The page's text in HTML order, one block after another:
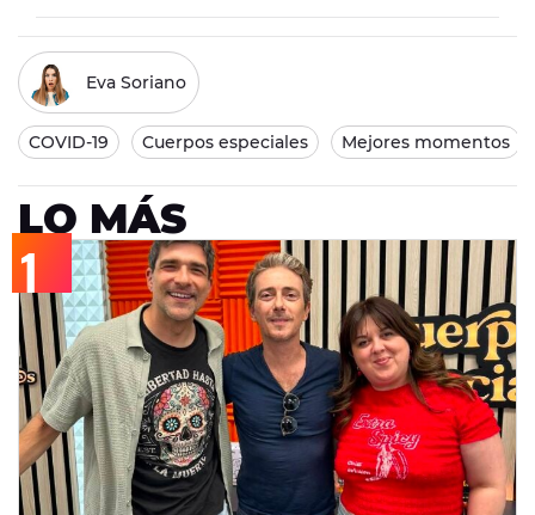
Eva Soriano
COVID-19 Cuerpos especiales Mejores momentos
LO MÁS